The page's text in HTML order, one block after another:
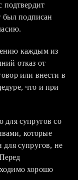
подтвердит
был подписан
каждым из
отказ от
или внести в
что и при
для супругов со
которые
для супругов, не
хорошо